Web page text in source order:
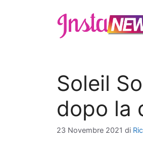
Soleil
dopo la
23 Novembre 2021 di